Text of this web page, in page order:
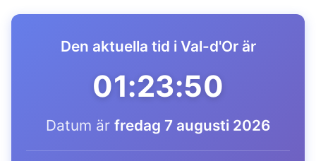
Den aktuella tid i Val-d'Or är
01:23:50
Datum är fredag 7 augusti 2026